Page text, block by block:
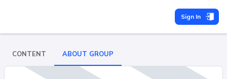
Sign In
CONTENT ABOUT GROUP